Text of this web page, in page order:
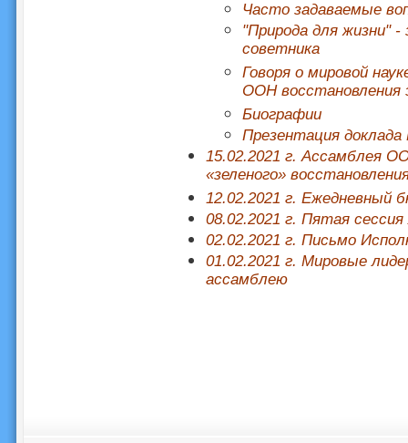
Часто задаваемые
"Природа для жизни"
советника
Говоря о мировой
ООН восстановления
Биографии
Презентация
15.02.2021 г. Ассамблея
«зеленого»
12.02.2021 г. Ежедневный
08.02.2021 г. Пятая
02.02.2021 г. Письмо
01.02.2021 г. Мировые
ассамблею